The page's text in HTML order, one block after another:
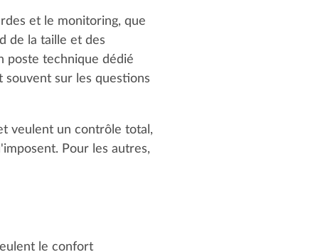
et le monitoring, que
de la taille et des
poste technique dédié
sur les questions
veulent un contrôle total,
Pour les autres,
le confort